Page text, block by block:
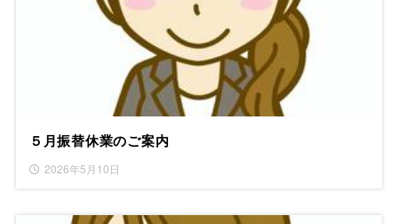
５月振替休業のご案内
2026年5月10日